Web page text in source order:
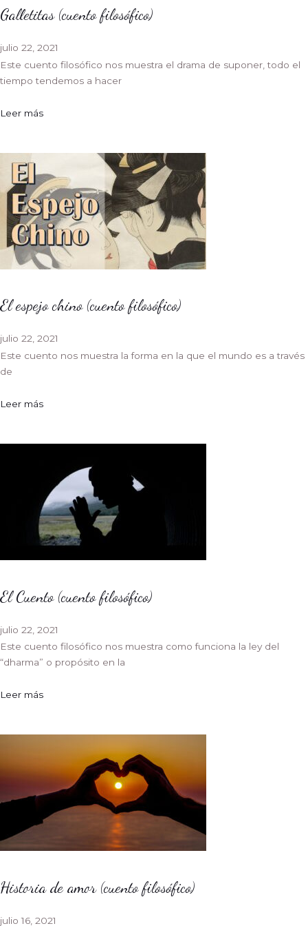
Galletitas (cuento filosófico)
julio 22, 2021
Este cuento filosófico nos muestra el drama de suponer, todo el
tiempo tendemos a hacer
Leer más
El espejo chino (cuento filosófico)
julio 22, 2021
Este cuento nos muestra la forma en la que el mundo es a través
de
Leer más
El Cuento (cuento filosófico)
julio 22, 2021
Este cuento filosófico nos muestra como funciona la ley del
“dharma” o propósito en la
Leer más
Historia de amor (cuento filosófico)
julio 16, 2021